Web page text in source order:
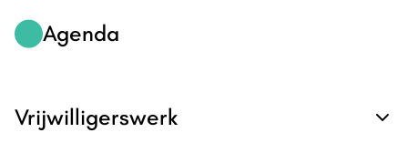
Agenda
Vrijwilligerswerk